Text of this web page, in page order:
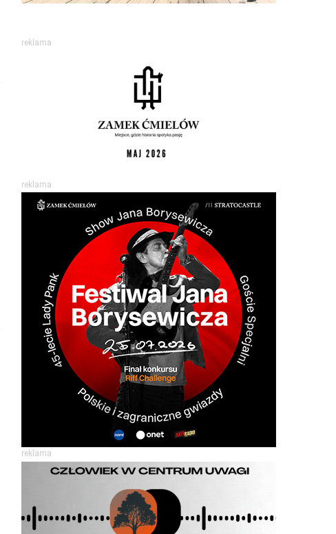
reklama
reklama
reklama